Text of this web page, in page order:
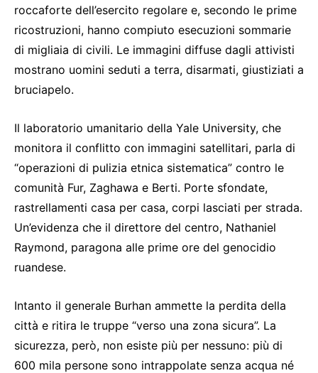
roccaforte dell’esercito regolare e, secondo le prime
ricostruzioni, hanno compiuto esecuzioni sommarie
di migliaia di civili. Le immagini diffuse dagli attivisti
mostrano uomini seduti a terra, disarmati, giustiziati a
bruciapelo.
Il laboratorio umanitario della Yale University, che
monitora il conflitto con immagini satellitari, parla di
“operazioni di pulizia etnica sistematica” contro le
comunità Fur, Zaghawa e Berti. Porte sfondate,
rastrellamenti casa per casa, corpi lasciati per strada.
Un’evidenza che il direttore del centro, Nathaniel
Raymond, paragona alle prime ore del genocidio
ruandese.
Intanto il generale Burhan ammette la perdita della
città e ritira le truppe “verso una zona sicura”. La
sicurezza, però, non esiste più per nessuno: più di
600 mila persone sono intrappolate senza acqua né